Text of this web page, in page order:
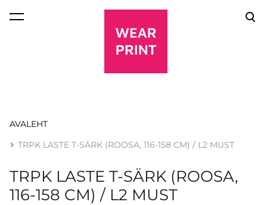
lisati ostukorvi.
AVALEHT
TRPK LASTE T-SÄRK (ROOSA, 116-158 CM) / L2 MUST
TRPK LASTE T-SÄRK (ROOSA,
116-158 CM) / L2 MUST